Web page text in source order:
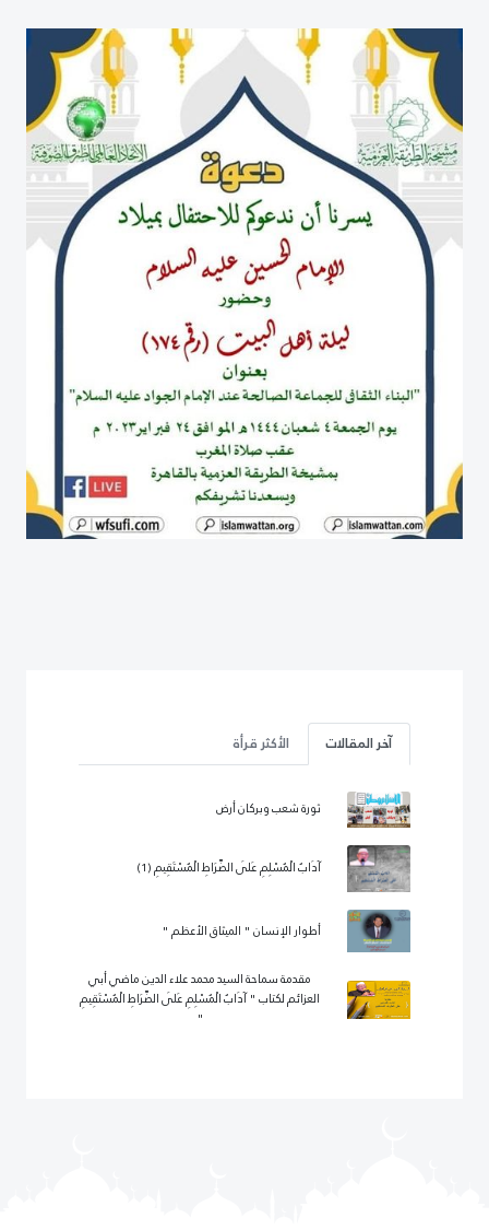
آخر المقالات الأكثر قرأة
ثورة شعب وبركان أرض
آدَابُ الْمُسْلِمِ عَلَى الصِّرَاطِ الْمُسْتَقِيمِ (1)
أطوار الإنسان " الميثاق الأعظم "
مقدمة سماحة السيد محمد علاء الدين ماضي أبي
العزائم لكتاب " آدَابُ الْمُسْلِمِ عَلَى الصِّرَاطِ الْمُسْتَقِيمِ
"